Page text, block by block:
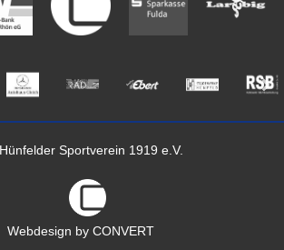
Hünfelder Sportverein 1919 e.V.
Webdesign by CONVERT